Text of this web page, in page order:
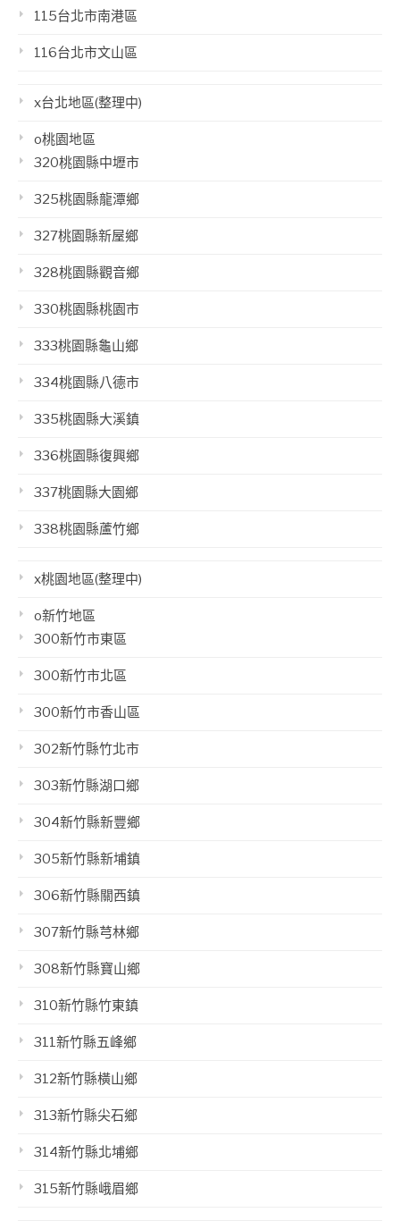
115台北市南港區
116台北市文山區
x台北地區(整理中)
o桃園地區
320桃園縣中壢市
325桃園縣龍潭鄉
327桃園縣新屋鄉
328桃園縣觀音鄉
330桃園縣桃園市
333桃園縣龜山鄉
334桃園縣八德市
335桃園縣大溪鎮
336桃園縣復興鄉
337桃園縣大園鄉
338桃園縣蘆竹鄉
x桃園地區(整理中)
o新竹地區
300新竹市東區
300新竹市北區
300新竹市香山區
302新竹縣竹北市
303新竹縣湖口鄉
304新竹縣新豐鄉
305新竹縣新埔鎮
306新竹縣關西鎮
307新竹縣芎林鄉
308新竹縣寶山鄉
310新竹縣竹東鎮
311新竹縣五峰鄉
312新竹縣橫山鄉
313新竹縣尖石鄉
314新竹縣北埔鄉
315新竹縣峨眉鄉